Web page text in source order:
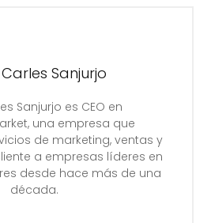
Sanjurjo
Sanjurjo es CEO en
una empresa que
de marketing, ventas y
a empresas líderes en
desde hace más de una
década.